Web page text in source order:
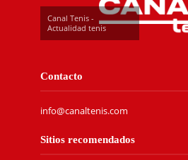
Canal Tenis -
Actualidad tenis
Contacto
info@canaltenis.com
Sitios recomendados